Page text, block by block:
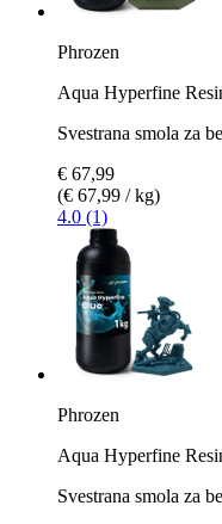
Phrozen
Aqua Hyperfine
Svestrana smola za
€ 67,99
(€ 67,99 / kg)
4.0 (1)
Phrozen
Aqua Hyperfine
Svestrana smola za